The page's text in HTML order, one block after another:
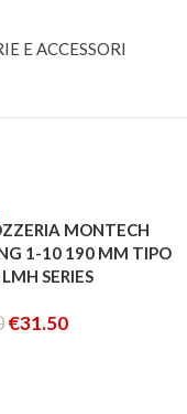
E ACCESSORI
MONTECH
1-10 190 MM TIPO
SERIES
€31.50